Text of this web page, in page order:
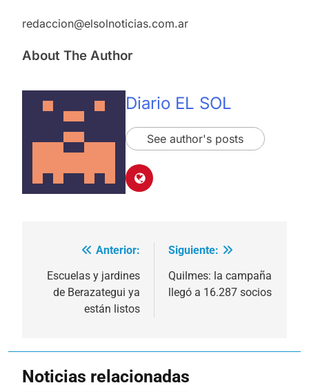
redaccion@elsolnoticias.com.ar
About The Author
Diario EL SOL
See author's posts
Navegación
de
entradas
Anterior:
Escuelas y jardines
de Berazategui ya
están listos
Siguiente:
Quilmes: la campaña
llegó a 16.287 socios
Noticias relacionadas